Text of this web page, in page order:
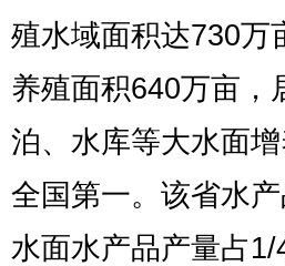
殖水域面积达730万
养殖面积640万亩，
泊、水库等大水面
全国第一。该省水
水面水产品产量占1/4